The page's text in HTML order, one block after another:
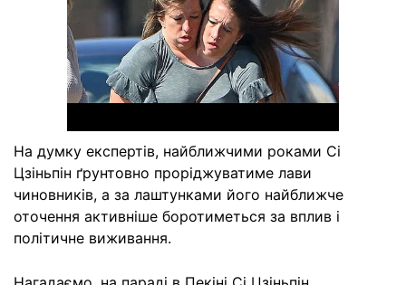
На думку експертів, найближчими роками Сі
Цзіньпін ґрунтовно проріджуватиме лави
чиновників, а за лаштунками його найближче
оточення активніше боротиметься за вплив і
політичне виживання.